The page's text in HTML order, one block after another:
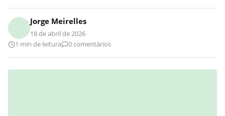
Jorge Meirelles
18 de abril de 2026
1 min de leitura
0 comentários